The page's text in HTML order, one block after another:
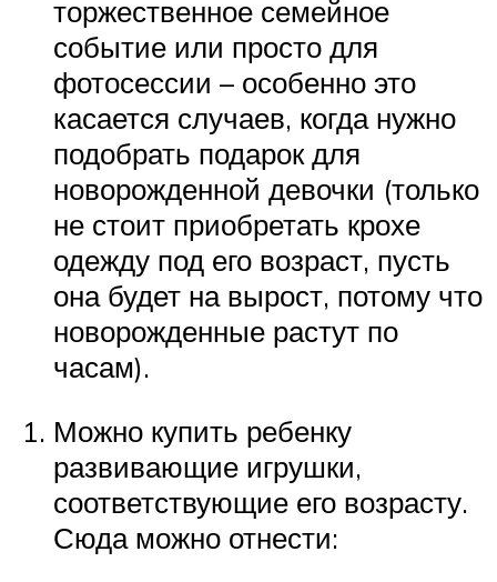
торжественное семейное
событие или просто для
фотосессии – особенно это
касается случаев, когда нужно
подобрать подарок для
новорожденной девочки (только
не стоит приобретать крохе
одежду под его возраст, пусть
она будет на вырост, потому что
новорожденные растут по
часам).
Можно купить ребенку
развивающие игрушки,
соответствующие его возрасту.
Сюда можно отнести: